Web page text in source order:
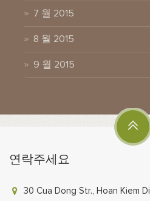
7 월 2015
8 월 2015
9 월 2015
연락주세요
30 Cua Dong Str., Hoan Kiem